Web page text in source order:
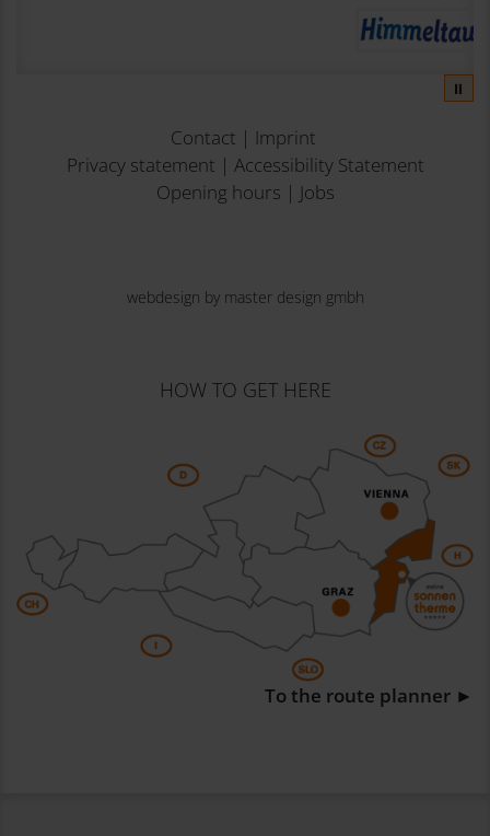
⏸
Contact | Imprint
Privacy statement | Accessibility Statement
Opening hours | Jobs
webdesign by master design gmbh
HOW TO GET HERE
To the route planner ►